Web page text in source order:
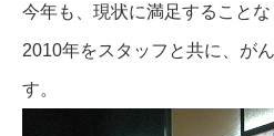
今年も、現状に満足すること
2010年をスタッフと共に、が
す。